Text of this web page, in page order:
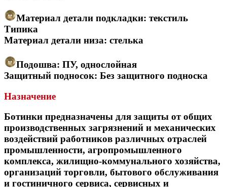
Материал детали подкладки: текстиль
Типика
Материал детали низа: стелька
Подошва: ПУ, однослойная
Защитный подносок: Без защитного подноска
Назначение
Ботинки предназначены для защиты от общих
производственных загрязнений и механических
воздействий работников различных отраслей
промышленности, агропромышленного
комплекса, жилищно-коммунального хозяйства,
организаций торговли, бытового обслуживания
и гостиничного сервиса, сервисных и